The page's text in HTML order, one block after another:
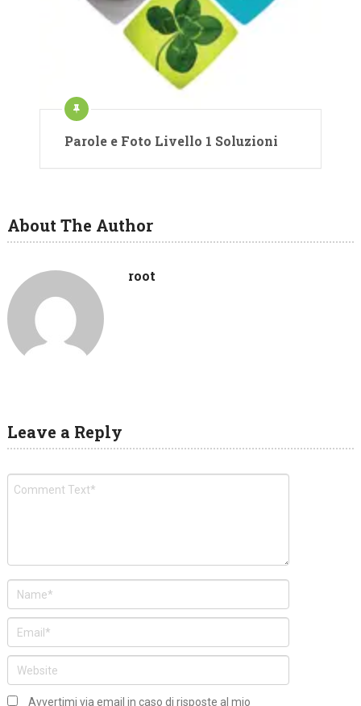
Parole e Foto Livello 1 Soluzioni
About The Author
root
Leave a Reply
Avvertimi via email in caso di risposte al mio